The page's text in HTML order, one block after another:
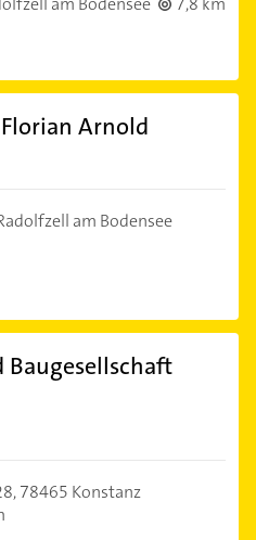
Arnold
am Bodensee
78465 Konstanz